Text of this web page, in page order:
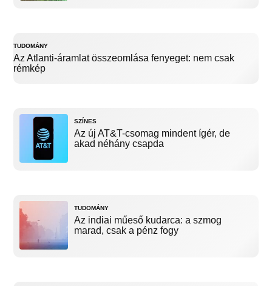
TUDOMÁNY
Az Atlanti-áramlat összeomlása fenyeget: nem csak
rémkép
SZÍNES
Az új AT&T-csomag mindent ígér, de
akad néhány csapda
TUDOMÁNY
Az indiai műeső kudarca: a szmog
marad, csak a pénz fogy